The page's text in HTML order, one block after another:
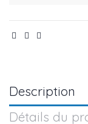
Description
Détails du